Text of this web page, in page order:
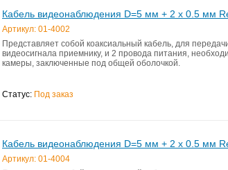
Кабель видеонаблюдения D=5 мм + 2 x 0.5 мм
Артикул: 01-4002
Представляет собой коаксиальный кабель, для
видеосигнала приемнику, и 2 провода питания,
камеры, заключенные под общей оболочкой.
Статус: Под заказ
Кабель видеонаблюдения D=5 мм + 2 x 0.5 мм
Артикул: 01-4004